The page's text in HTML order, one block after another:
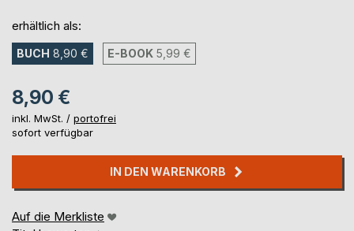
erhältlich als:
BUCH 8,90 € E-BOOK 5,99 €
8,90 €
inkl. MwSt. / portofrei
sofort verfügbar
IN DEN WARENKORB
Auf die Merkliste